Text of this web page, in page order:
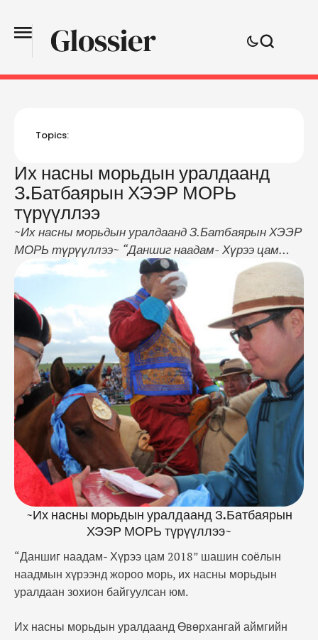
Topics:
Их насны морьдын уралдаанд
З.Батбаярын ХЭЭР МОРЬ
түрүүллээ
~Их насны морьдын уралдаанд З.Батбаярын ХЭЭР
МОРЬ түрүүллээ~ “Даншиг наадам- Хүрээ цам
2018” шашин соёлын наадмын хүрээнд жороо морь,
их насны морьдын уралдаан зохион байгуулсан юм.
Их насны морьдын уралдаанд Өвөрхангай аймгийн
Хархорин сумын уяач З.Батбаярын хээр морь
түрүүлсэн бол аман хүзүүнд Сүхбаатар аймгийн
Баяндэлгэр сумын харъяат Д.Амармэндийн зээр
морь, айргийн гуравт Говь-Алтай аймгийн Дарви
…
~Их насны морьдын уралдаанд З.Батбаярын
ХЭЭР МОРЬ түрүүллээ~
“Даншиг наадам- Хүрээ цам 2018” шашин соёлын
наадмын хүрээнд жороо морь, их насны морьдын
уралдаан зохион байгуулсан юм.
Их насны морьдын уралдаанд Өвөрхангай аймгийн